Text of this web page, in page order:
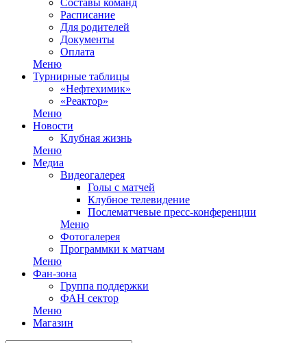
Составы команд
Расписание
Для родителей
Документы
Оплата
Меню
Турнирные таблицы
«Нефтехимик»
«Реактор»
Меню
Новости
Клубная жизнь
Меню
Медиа
Видеогалерея
Голы с матчей
Клубное телевидение
Послематчевые пресс-конференции
Меню
Фотогалерея
Программки к матчам
Меню
Фан-зона
Группа поддержки
ФАН сектор
Меню
Магазин